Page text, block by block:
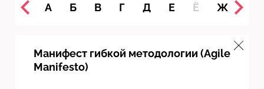
А Б В Г Д Е Ё Ж
Манифест гибкой методологии (Agile
Manifesto)